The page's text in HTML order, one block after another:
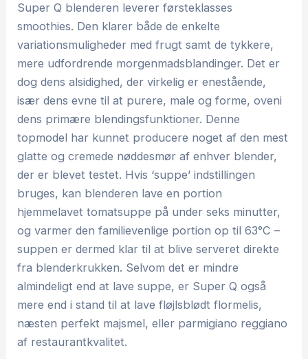
Super Q blenderen leverer førsteklasses
smoothies. Den klarer både de enkelte
variationsmuligheder med frugt samt de tykkere,
mere udfordrende morgenmadsblandinger. Det er
dog dens alsidighed, der virkelig er enestående,
især dens evne til at purere, male og forme, oveni
dens primære blendingsfunktioner. Denne
topmodel har kunnet producere noget af den mest
glatte og cremede nøddesmør af enhver blender,
der er blevet testet. Hvis ‘suppe’ indstillingen
bruges, kan blenderen lave en portion
hjemmelavet tomatsuppe på under seks minutter,
og varmer den familievenlige portion op til 63°C –
suppen er dermed klar til at blive serveret direkte
fra blenderkrukken. Selvom det er mindre
almindeligt end at lave suppe, er Super Q også
mere end i stand til at lave fløjlsblødt flormelis,
næsten perfekt majsmel, eller parmigiano reggiano
af restaurantkvalitet.